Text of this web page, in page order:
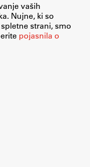
vaših
Nujne, ki so
strani, smo
pojasnila o